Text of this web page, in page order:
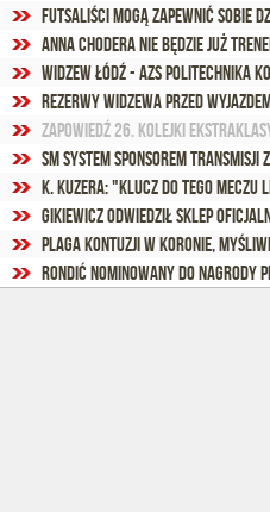
Futsaliści mogą zapewnić sobie
Anna Chodera nie będzie już
Widzew Łódź - AZS Politechnika
Rezerwy Widzewa przed
Zapowiedź 26. kolejki
SM System sponsorem transmisji
K. Kuzera: "Klucz do tego
Gikiewicz odwiedził sklep
Rondić nominowany do nagrody